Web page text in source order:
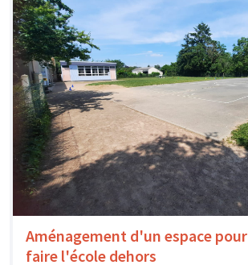
Aménagement d'un espace pour
faire l'école dehors